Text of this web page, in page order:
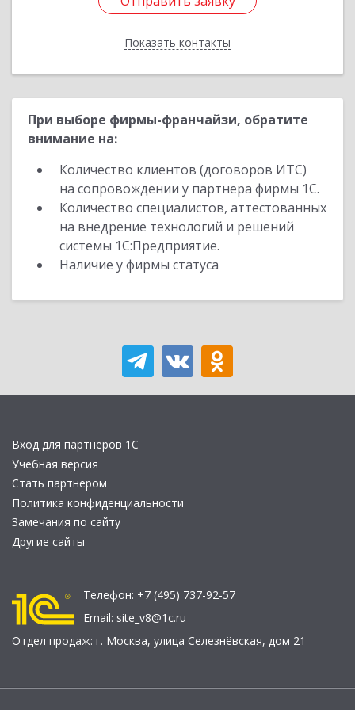
Показать контакты
Назад
При выборе фирмы-франчайзи, обратите
внимание на:
Количество клиентов (договоров ИТС)
на сопровождении у партнера фирмы 1С.
Количество специалистов, аттестованных
на внедрение технологий и решений
системы 1С:Предприятие.
Наличие у фирмы статуса
Вход для партнеров 1С
Учебная версия
Стать партнером
Политика конфиденциальности
Замечания по сайту
Другие сайты
Телефон: +7 (495) 737-92-57
Email: site_v8@1c.ru
Отдел продаж: г. Москва, улица Селезнёвская, дом 21